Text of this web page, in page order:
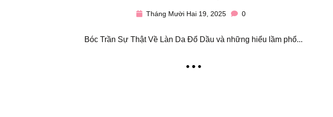
Tháng Mười Hai 19, 2025 0
Bóc Trần Sự Thật Về Làn Da Đổ Dầu và những hiểu lầm phổ...